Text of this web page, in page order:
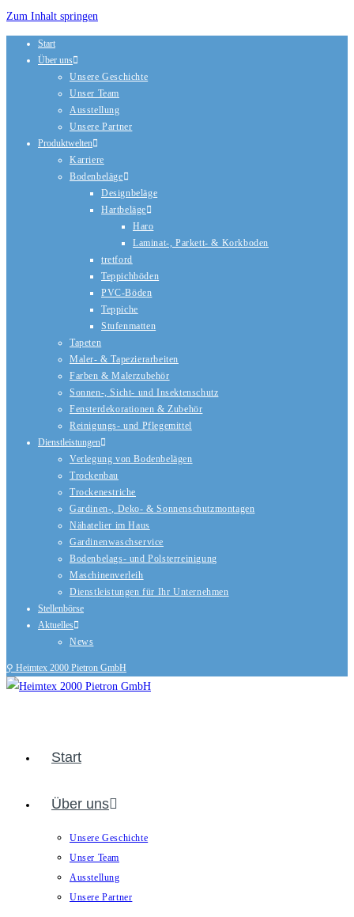
Zum Inhalt springen
Start
Über uns
Unsere Geschichte
Unser Team
Ausstellung
Unsere Partner
Produktwelten
Karriere
Bodenbeläge
Designbeläge
Hartbeläge
Haro
Laminat-, Parkett- & Korkboden
tretford
Teppichböden
PVC-Böden
Teppiche
Stufenmatten
Tapeten
Maler- & Tapezierarbeiten
Farben & Malerzubehör
Sonnen-, Sicht- und Insektenschutz
Fensterdekorationen & Zubehör
Reinigungs- und Pflegemittel
Dienstleistungen
Verlegung von Bodenbelägen
Trockenbau
Trockenestriche
Gardinen-, Deko- & Sonnenschutzmontagen
Nähatelier im Haus
Gardinenwaschservice
Bodenbelags- und Polsterreinigung
Maschinenverleih
Dienstleistungen für Ihr Unternehmen
Stellenbörse
Aktuelles
News
⚲ Heimtex 2000 Pietron GmbH
Start
Über uns
Unsere Geschichte
Unser Team
Ausstellung
Unsere Partner